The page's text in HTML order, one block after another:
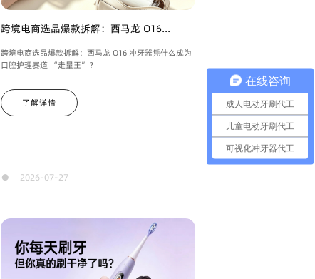
跨境电商选品爆款拆解：西马龙 O16...
跨境电商选品爆款拆解：西马龙 O16 冲牙器凭什么成为
口腔护理赛道 “走量王”？
了解详情
● 2026-07-27
在线咨询
成人电动牙刷代工
儿童电动牙刷代工
可视化冲牙器代工